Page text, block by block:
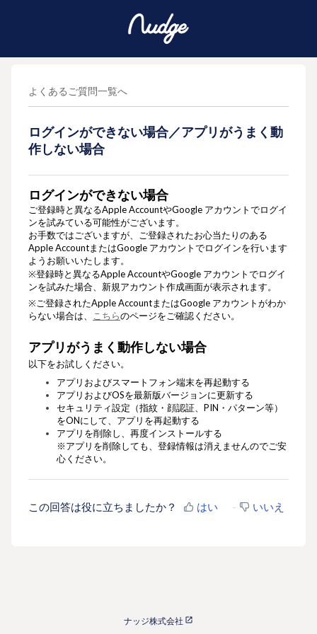
よくあるご質問一覧へ
ログインができない場合／アプリがうまく動
作しない場合
ログインができない場合
ご登録時と異なるAppleAccountやGoogle アカウントでログイ
ンを試みている可能性がございます。
お手数ではございますが、ご登録されたお心当たりのある
AppleAccountまたはGoogle アカウントでログインを行います
ようお願いいたします。
※登録時と異なるAppleAccountやGoogle アカウントでログイ
ンを試みた場合、新規アカウント作成画面が表示されます。
※ご登録されたAppleAccountまたはGoogle アカウントがわか
らない場合は、
こちらのページをご確認ください。
アプリがうまく動作しない場合
以下をお試しください。
アプリおよびスマートフォン端末を再起動する
アプリおよびOSを最新版バージョンに更新する
セキュリティ設定（指紋・顔認証、PIN・パターン等）
をONにして、アプリを再起動する
アプリを削除し、再度インストールする
※アプリを削除しても、登録情報は消えませんのでご安
心ください。
この回答は役に立ちましたか？ はい いいえ
ナッジ株式会社